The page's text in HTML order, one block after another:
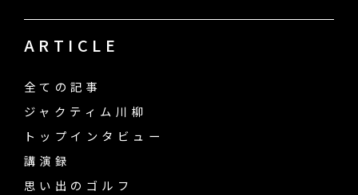
ARTICLE
全ての記事
ジャクティム川柳
トップインタビュー
講演録
思い出のゴルフ